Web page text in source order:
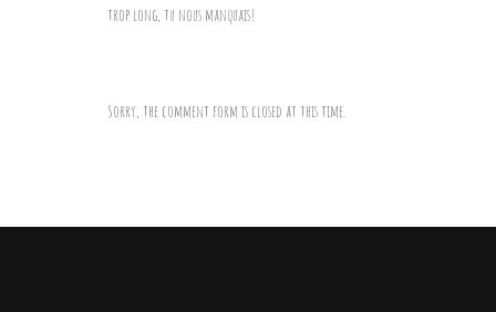
trop long, tu nous manquais!
Sorry, the comment form is closed at this time.